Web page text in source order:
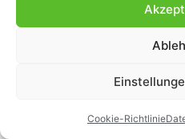
Cookie-Richtlinie
ausreichend versorgt
ihrer Mutter […]